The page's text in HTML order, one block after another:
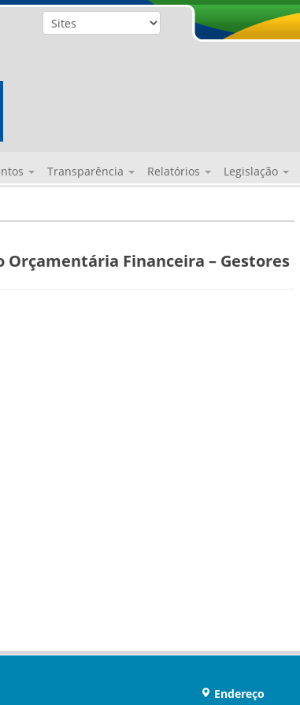
Transparência Relatórios Legislação
Orçamentária Financeira – Gestores
Endereço